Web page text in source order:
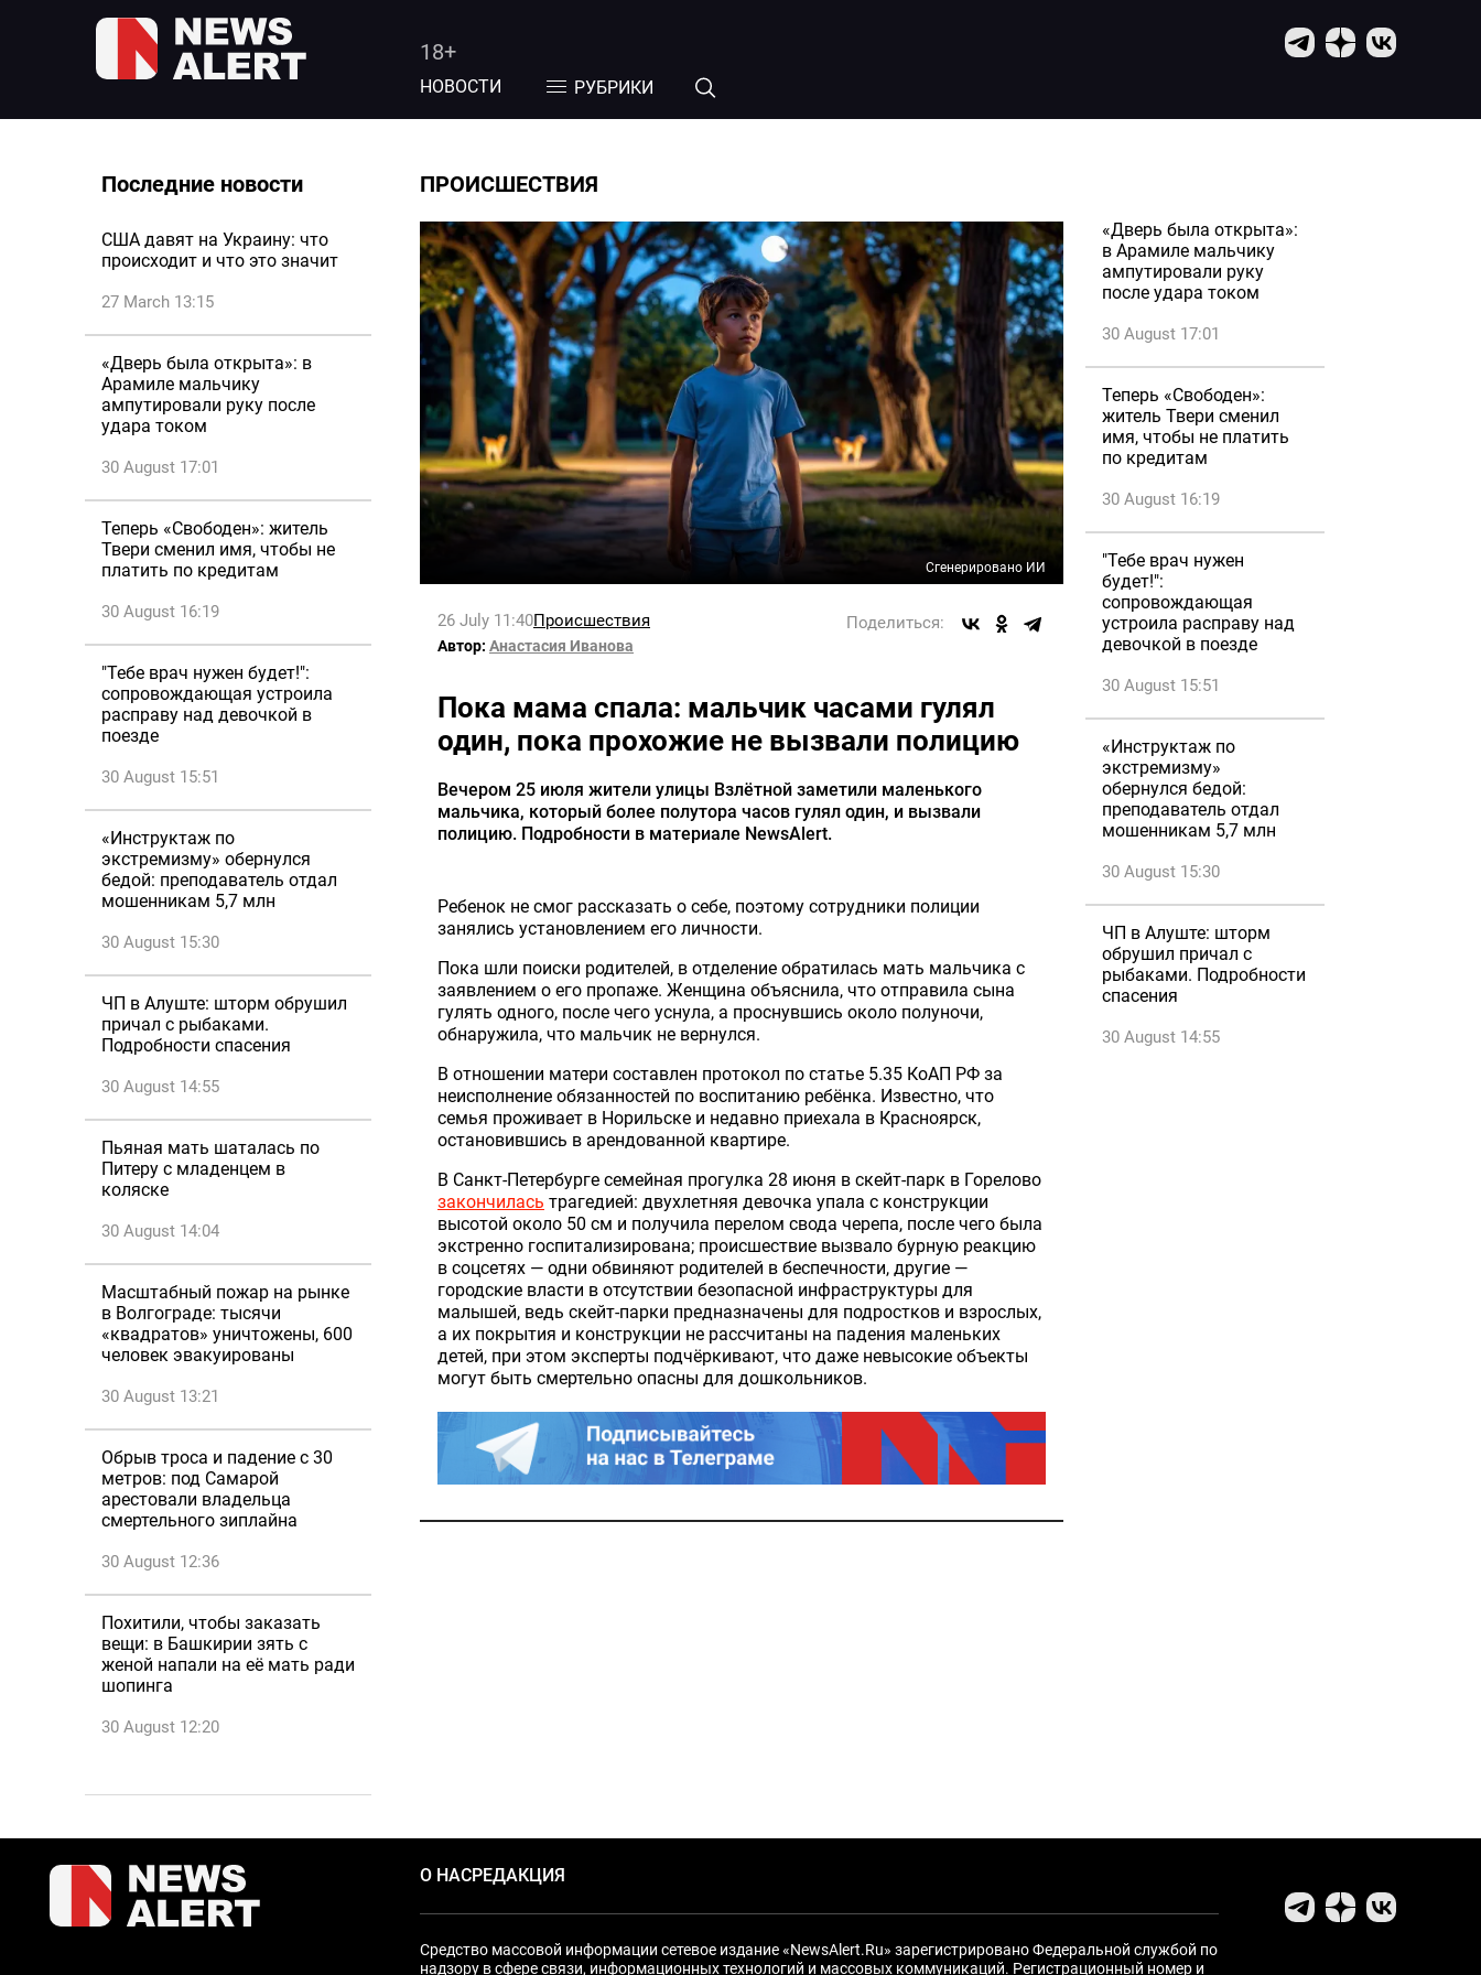
18+
НОВОСТИ РУБРИКИ
Последние новости
США давят на Украину: что
происходит и что это значит
27 March 13:15
«Дверь была открыта»: в
Арамиле мальчику
ампутировали руку после
удара током
30 August 17:01
Теперь «Свободен»: житель
Твери сменил имя, чтобы не
платить по кредитам
30 August 16:19
"Тебе врач нужен будет!":
сопровождающая устроила
расправу над девочкой в
поезде
30 August 15:51
«Инструктаж по
экстремизму» обернулся
бедой: преподаватель отдал
мошенникам 5,7 млн
30 August 15:30
ЧП в Алуште: шторм обрушил
причал с рыбаками.
Подробности спасения
30 August 14:55
Пьяная мать шаталась по
Питеру с младенцем в
коляске
30 August 14:04
Масштабный пожар на рынке
в Волгограде: тысячи
«квадратов» уничтожены, 600
человек эвакуированы
30 August 13:21
Обрыв троса и падение с 30
метров: под Самарой
арестовали владельца
смертельного зиплайна
30 August 12:36
Похитили, чтобы заказать
вещи: в Башкирии зять с
женой напали на её мать ради
шопинга
30 August 12:20
ПРОИСШЕСТВИЯ
Сгенерировано ИИ
26 July 11:40Происшествия Поделиться:
Автор: Анастасия Иванова
Пока мама спала: мальчик часами гулял
один, пока прохожие не вызвали полицию
Вечером 25 июля жители улицы Взлётной заметили маленького
мальчика, который более полутора часов гулял один, и вызвали
полицию. Подробности в материале NewsAlert.
Ребенок не смог рассказать о себе, поэтому сотрудники полиции
занялись установлением его личности.
Пока шли поиски родителей, в отделение обратилась мать мальчика с
заявлением о его пропаже. Женщина объяснила, что отправила сына
гулять одного, после чего уснула, а проснувшись около полуночи,
обнаружила, что мальчик не вернулся.
В отношении матери составлен протокол по статье 5.35 КоАП РФ за
неисполнение обязанностей по воспитанию ребёнка. Известно, что
семья проживает в Норильске и недавно приехала в Красноярск,
остановившись в арендованной квартире.
В Санкт-Петербурге семейная прогулка 28 июня в скейт-парк в Горелово
закончилась трагедией: двухлетняя девочка упала с конструкции
высотой около 50 см и получила перелом свода черепа, после чего была
экстренно госпитализирована; происшествие вызвало бурную реакцию
в соцсетях — одни обвиняют родителей в беспечности, другие —
городские власти в отсутствии безопасной инфраструктуры для
малышей, ведь скейт-парки предназначены для подростков и взрослых,
а их покрытия и конструкции не рассчитаны на падения маленьких
детей, при этом эксперты подчёркивают, что даже невысокие объекты
могут быть смертельно опасны для дошкольников.
«Дверь была открыта»:
в Арамиле мальчику
ампутировали руку
после удара током
30 August 17:01
Теперь «Свободен»:
житель Твери сменил
имя, чтобы не платить
по кредитам
30 August 16:19
"Тебе врач нужен
будет!":
сопровождающая
устроила расправу над
девочкой в поезде
30 August 15:51
«Инструктаж по
экстремизму»
обернулся бедой:
преподаватель отдал
мошенникам 5,7 млн
30 August 15:30
ЧП в Алуште: шторм
обрушил причал с
рыбаками. Подробности
спасения
30 August 14:55
О НАСРЕДАКЦИЯ
Средство массовой информации сетевое издание «NewsAlert.Ru» зарегистрировано Федеральной службой по
надзору в сфере связи, информационных технологий и массовых коммуникаций. Регистрационный номер и